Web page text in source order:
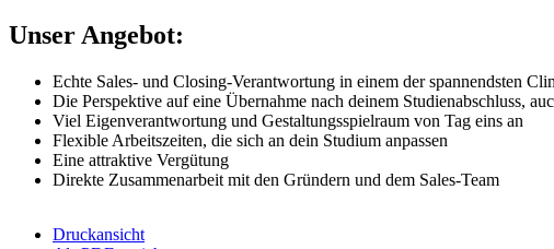
Unser Angebot:
Echte Sales- und Closing-Verantwortung in einem der spannendsten
Die Perspektive auf eine Übernahme nach deinem Studienabschluss,
Viel Eigenverantwortung und Gestaltungsspielraum von Tag eins an
Flexible Arbeitszeiten, die sich an dein Studium anpassen
Eine attraktive Vergütung
Direkte Zusammenarbeit mit den Gründern und dem Sales-Team
Druckansicht